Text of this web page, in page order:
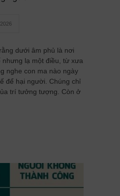
dưới âm phủ là nơi
nhưng lạ một điều, từ xưa
nghe con ma nào ngày
để hại người. Chúng chỉ
trí tưởng tượng. Còn ở